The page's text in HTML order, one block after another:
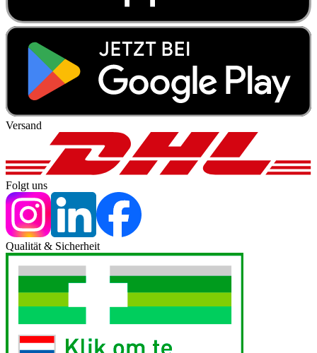
Versand
Folgt uns
Qualität & Sicherheit